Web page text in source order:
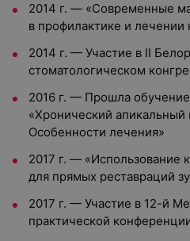
2014 г. — «Современные
в профилактике и лечении
2014 г. — Участие в II
стоматологическом
2016 г. — Прошла
«Хронический апикальный
Особенности лечения»
2017 г. — «Использование
для прямых реставраций
2017 г. — Участие в 12-й
практической